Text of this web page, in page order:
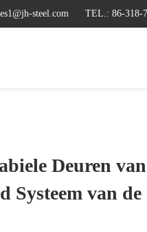
steel.com TEL.: 86-318-
Deuren
Systeem van de